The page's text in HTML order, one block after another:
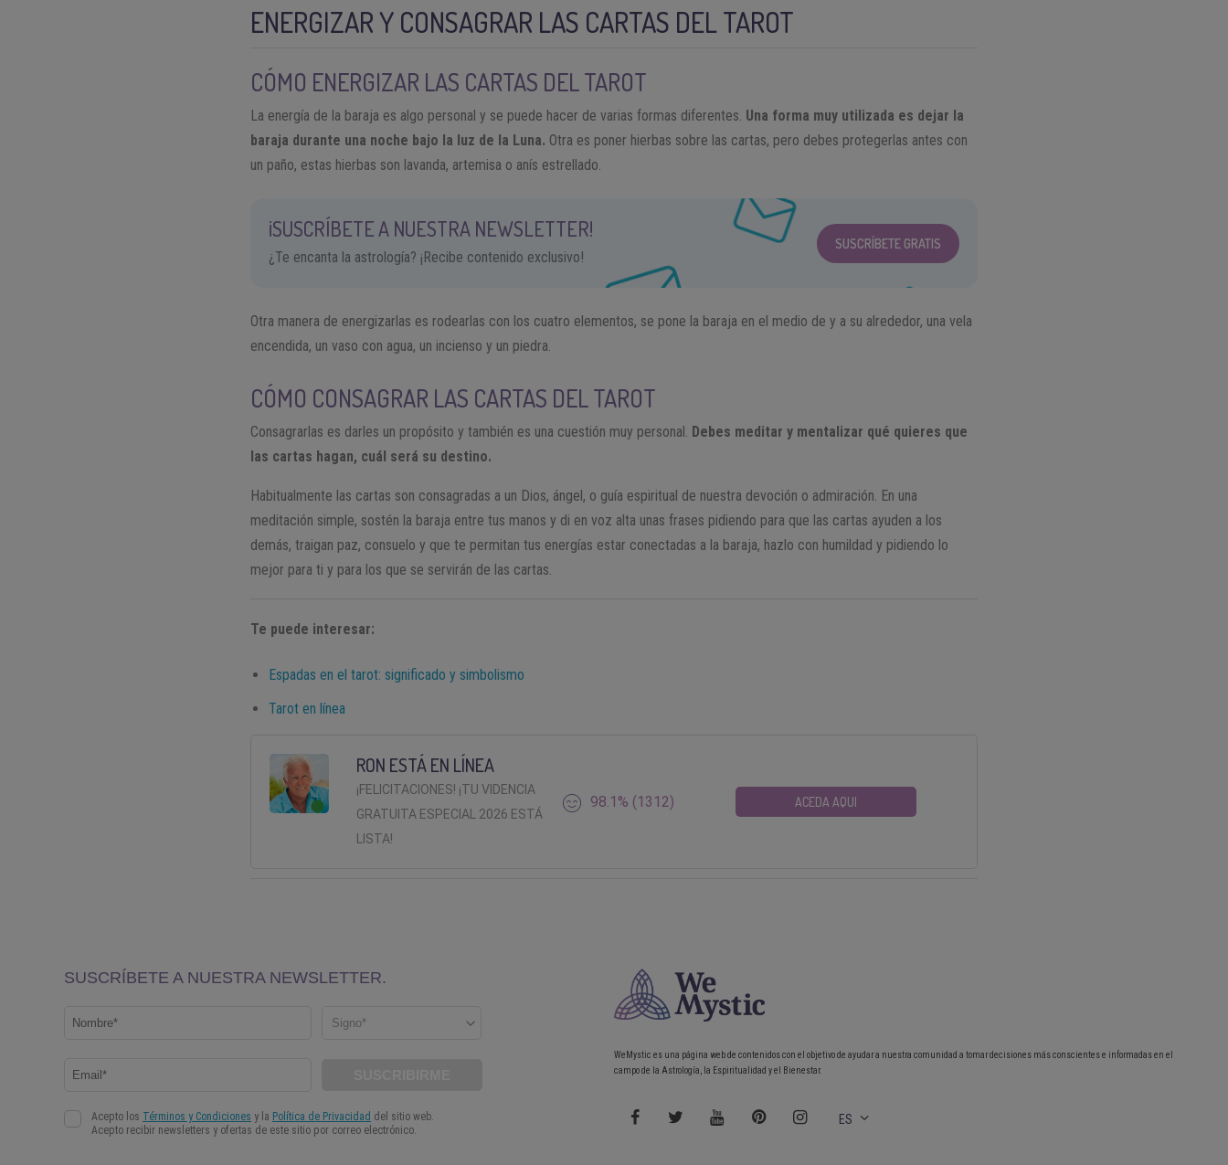
ENERGIZAR Y CONSAGRAR LAS CARTAS DEL TAROT
CÓMO ENERGIZAR LAS CARTAS DEL TAROT
La energía de la baraja es algo personal y se puede hacer de varias formas diferentes. Una forma muy utilizada es dejar la
baraja durante una noche bajo la luz de la Luna. Otra es poner hierbas sobre las cartas, pero debes protegerlas antes con
un paño, estas hierbas son lavanda, artemisa o anís estrellado.
¡SUSCRÍBETE A NUESTRA NEWSLETTER!
¿Te encanta la astrología? ¡Recibe contenido exclusivo!
SUSCRÍBETE GRATIS
Otra manera de energizarlas es rodearlas con los cuatro elementos, se pone la baraja en el medio de y a su alrededor, una vela
encendida, un vaso con agua, un incienso y un piedra.
CÓMO CONSAGRAR LAS CARTAS DEL TAROT
Consagrarlas es darles un propósito y también es una cuestión muy personal. Debes meditar y mentalizar qué quieres que
las cartas hagan, cuál será su destino.
Habitualmente las cartas son consagradas a un Dios, ángel, o guía espiritual de nuestra devoción o admiración. En una
meditación simple, sostén la baraja entre tus manos y di en voz alta unas frases pidiendo para que las cartas ayuden a los
demás, traigan paz, consuelo y que te permitan tus energías estar conectadas a la baraja, hazlo con humildad y pidiendo lo
mejor para ti y para los que se servirán de las cartas.
Te puede interesar:
Espadas en el tarot: significado y simbolismo
Tarot en línea
RON ESTÁ EN LÍNEA
¡FELICITACIONES! ¡TU VIDENCIA
GRATUITA ESPECIAL 2026 ESTÁ
LISTA!
98.1% (1312) ACEDA AQUI
WeMystic es una página web de contenidos con el objetivo de ayudar a nuestra comunidad a tomar decisiones más conscientes e informadas en el
campo de la Astrología, la Espiritualidad y el Bienestar.
ES